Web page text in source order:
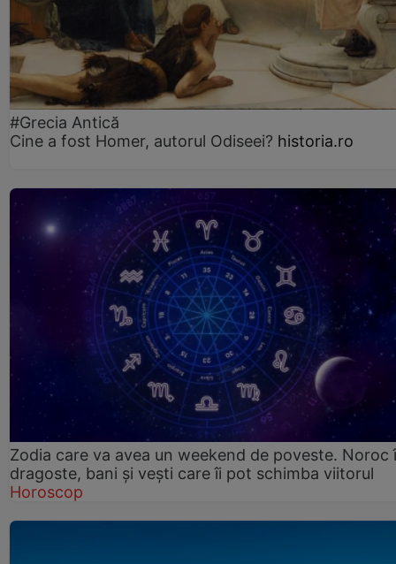
#Grecia Antică
Cine a fost Homer, autorul Odiseei? historia.ro
Zodia care va avea un weekend de poveste. Noroc
dragoste, bani și vești care îi pot schimba viitorul
Horoscop